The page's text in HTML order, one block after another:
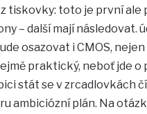
tiskovky: toto je první ale
– další mají následovat.
osazovat i CMOS, nejen
praktický, neboť jde
stát se v zrcadlovkách
ambiciózní plán. Na